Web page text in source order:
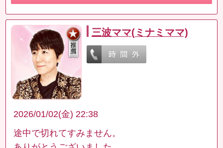
三波ママ(ミナミママ)
2026/01/02(金) 22:38
途中で切れてすみません。